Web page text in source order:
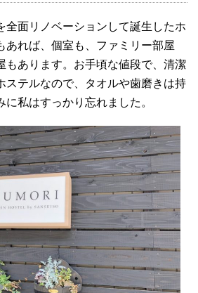
全面リノベーションして誕生したホ
あれば、個室も、ファミリー部屋
もあります。お手頃な値段で、清潔
ステルなので、タオルや歯磨きは持
私はすっかり忘れました。